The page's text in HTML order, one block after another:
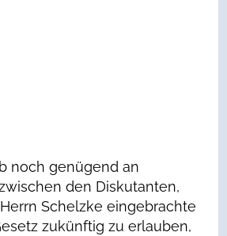
noch genügend an
den Diskutanten,
Schelzke eingebrachte
zukünftig zu erlauben,